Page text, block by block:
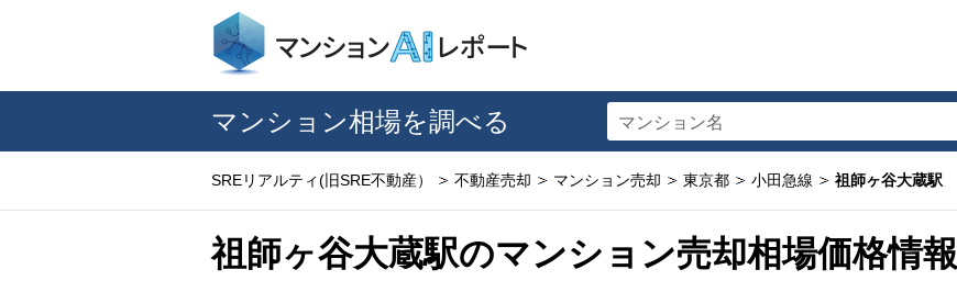
マンション相場を調べる マンション名
SREリアルティ(旧SRE不動産） 不動産売却 マンション売却 東京都 小田急線 祖師ヶ谷大蔵駅
祖師ヶ谷大蔵駅のマンション売却相場価格情報